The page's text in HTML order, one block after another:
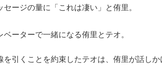
セージの量に「これは凄い」と侑里。
ベーターで一緒になる侑里とテオ。
を引くことを約束したテオは、侑里が話しか